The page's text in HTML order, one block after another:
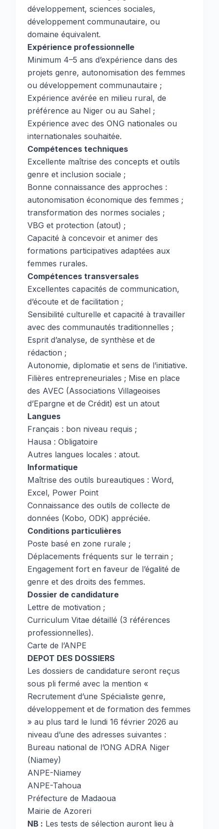
développement, sciences sociales,
développement communautaire, ou
domaine équivalent.
Expérience professionnelle
Minimum 4–5 ans d’expérience dans des
projets genre, autonomisation des femmes
ou développement communautaire ;
Expérience avérée en milieu rural, de
préférence au Niger ou au Sahel ;
Expérience avec des ONG nationales ou
internationales souhaitée.
Compétences techniques
Excellente maîtrise des concepts et outils
genre et inclusion sociale ;
Bonne connaissance des approches :
autonomisation économique des femmes ;
transformation des normes sociales ;
VBG et protection (atout) ;
Capacité à concevoir et animer des
formations participatives adaptées aux
femmes rurales.
Compétences transversales
Excellentes capacités de communication,
d’écoute et de facilitation ;
Sensibilité culturelle et capacité à travailler
avec des communautés traditionnelles ;
Esprit d’analyse, de synthèse et de
rédaction ;
Autonomie, diplomatie et sens de l’initiative.
Filières entrepreneuriales ; Mise en place
des AVEC (Associations Villageoises
d’Epargne et de Crédit) est un atout
Langues
Français : bon niveau requis ;
Hausa : Obligatoire
Autres langues locales : atout.
Informatique
Maîtrise des outils bureautiques : Word,
Excel, Power Point
Connaissance des outils de collecte de
données (Kobo, ODK) appréciée.
Conditions particulières
Poste basé en zone rurale ;
Déplacements fréquents sur le terrain ;
Engagement fort en faveur de l’égalité de
genre et des droits des femmes.
Dossier de candidature
Lettre de motivation ;
Curriculum Vitae détaillé (3 références
professionnelles).
Carte de l’ANPE
DEPOT DES DOSSIERS
Les dossiers de candidature seront reçus
sous pli fermé avec la mention «
Recrutement d’une Spécialiste genre,
développement et de formation des femmes
» au plus tard le lundi 16 février 2026 au
niveau d’une des adresses suivantes :
Bureau national de l’ONG ADRA Niger
(Niamey)
ANPE-Niamey
ANPE-Tahoua
Préfecture de Madaoua
Mairie de Azoreri
NB : Les tests de sélection auront lieu à